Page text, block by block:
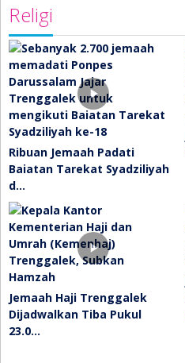
Religi
Ribuan Jemaah Padati
Baiatan Tarekat Syadziliyah
d…
Jemaah Haji Trenggalek
Dijadwalkan Tiba Pukul
23.0…